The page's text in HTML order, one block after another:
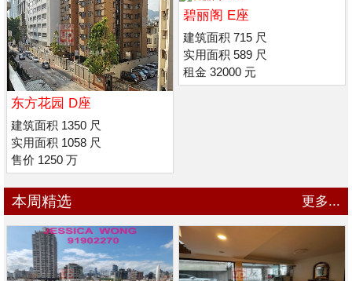
东方花园 D座
建筑面积 1350 尺
实用面积 1058 尺
售价 1250 万
碧丽阁 E座
建筑面积 715 尺
实用面积 589 尺
租金 32000 元
本周精选 更多...